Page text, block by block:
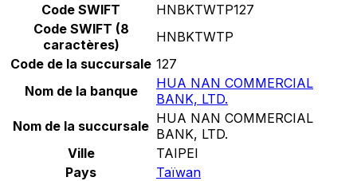
Code SWIFT
HNBKTWTP127
Code SWIFT (8
caractères)
HNBKTWTP
Code de la succursale 127
Nom de la banque
HUA NAN COMMERCIAL
BANK, LTD.
Nom de la succursale HUA NAN COMMERCIAL
BANK, LTD.
Ville
TAIPEI
Pays
Taïwan